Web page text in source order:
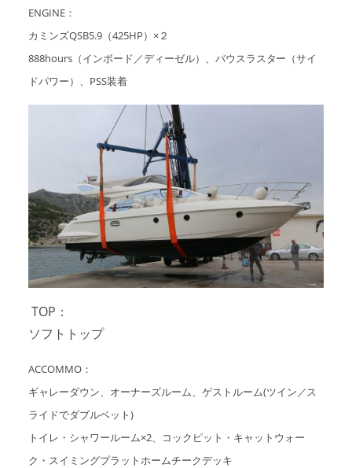
ENGINE：
カミンズQSB5.9（425HP）×２
888hours（インボード／ディーゼル）、バウスラスター（サイ
ドパワー）、PSS装着
TOP：
ソフトトップ
ACCOMMO：
ギャレーダウン、オーナーズルーム、ゲストルーム(ツイン／ス
ライドでダブルベット)
トイレ・シャワールーム×2、コックピット・キャットウォー
ク・スイミングプラットホームチークデッキ